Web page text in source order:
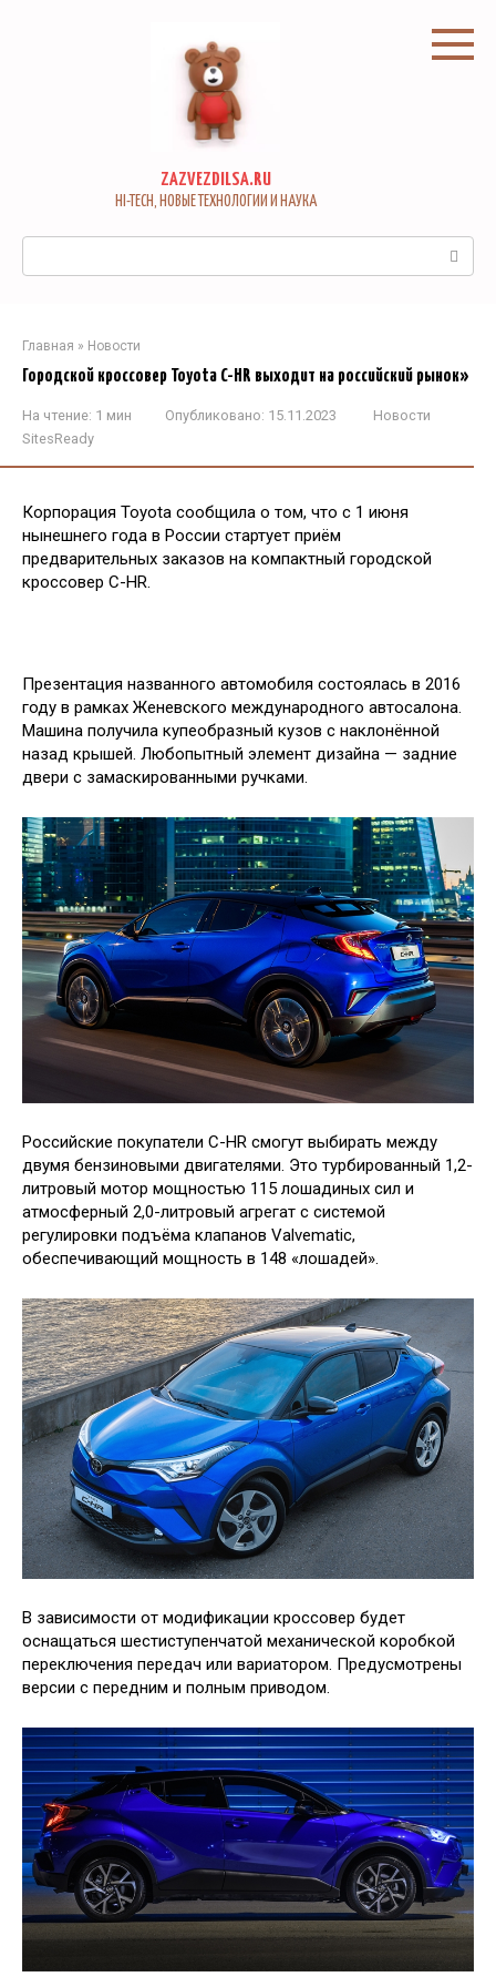
ZAZVEZDILSA.RU
HI-TECH, НОВЫЕ ТЕХНОЛОГИИ И НАУКА
Главная » Новости
Городской кроссовер Toyota C-HR выходит на российский рынок»
На чтение: 1 мин Опубликовано: 15.11.2023
Новости
SitesReady
Корпорация Toyota сообщила о том, что с 1 июня
нынешнего года в России стартует приём
предварительных заказов на компактный городской
кроссовер C-HR.
Презентация названного автомобиля состоялась в 2016
году в рамках Женевского международного автосалона.
Машина получила купеобразный кузов с наклонённой
назад крышей. Любопытный элемент дизайна — задние
двери с замаскированными ручками.
Российские покупатели C-HR смогут выбирать между
двумя бензиновыми двигателями. Это турбированный 1,2-
литровый мотор мощностью 115 лошадиных сил и
атмосферный 2,0-литровый агрегат с системой
регулировки подъёма клапанов Valvematic,
обеспечивающий мощность в 148 «лошадей».
В зависимости от модификации кроссовер будет
оснащаться шестиступенчатой механической коробкой
переключения передач или вариатором. Предусмотрены
версии с передним и полным приводом.